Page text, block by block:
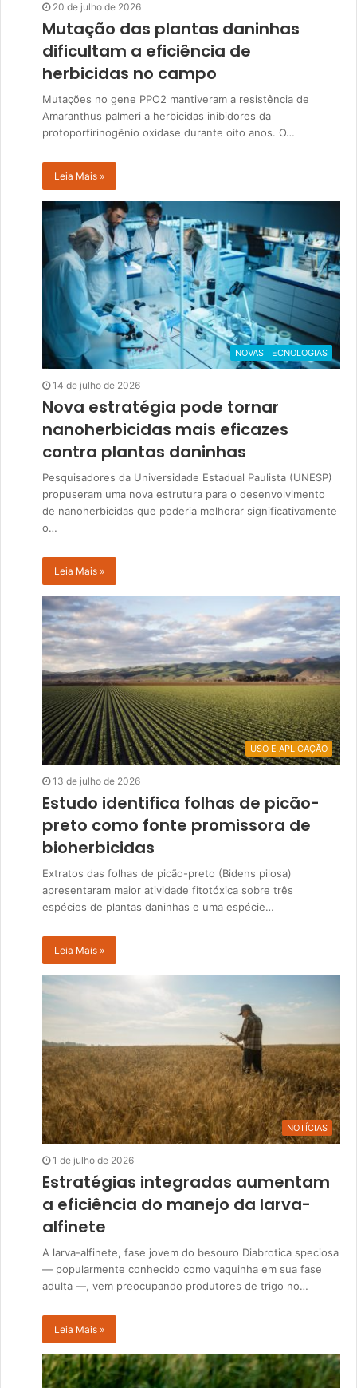
20 de julho de 2026
Mutação das plantas daninhas
dificultam a eficiência de
herbicidas no campo
Mutações no gene PPO2 mantiveram a resistência de
Amaranthus palmeri a herbicidas inibidores da
protoporfirinogênio oxidase durante oito anos. O…
Leia Mais »
NOVAS TECNOLOGIAS
14 de julho de 2026
Nova estratégia pode tornar
nanoherbicidas mais eficazes
contra plantas daninhas
Pesquisadores da Universidade Estadual Paulista (UNESP)
propuseram uma nova estrutura para o desenvolvimento
de nanoherbicidas que poderia melhorar significativamente
o…
Leia Mais »
USO E APLICAÇÃO
13 de julho de 2026
Estudo identifica folhas de picão-
preto como fonte promissora de
bioherbicidas
Extratos das folhas de picão-preto (Bidens pilosa)
apresentaram maior atividade fitotóxica sobre três
espécies de plantas daninhas e uma espécie…
Leia Mais »
NOTÍCIAS
1 de julho de 2026
Estratégias integradas aumentam
a eficiência do manejo da larva-
alfinete
A larva-alfinete, fase jovem do besouro Diabrotica speciosa
— popularmente conhecido como vaquinha em sua fase
adulta —, vem preocupando produtores de trigo no…
Leia Mais »